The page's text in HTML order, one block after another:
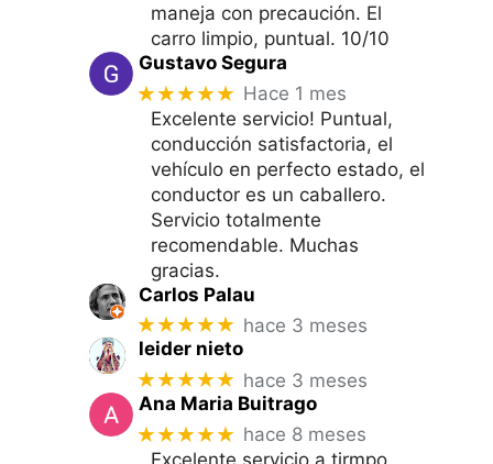
maneja con precaución. El
carro limpio, puntual. 10/10
Gustavo Segura
★★★★★ Hace 1 mes
Excelente servicio! Puntual,
conducción satisfactoria, el
vehículo en perfecto estado, el
conductor es un caballero.
Servicio totalmente
recomendable. Muchas
gracias.
Carlos Palau
★★★★★ hace 3 meses
leider nieto
★★★★★ hace 3 meses
Ana Maria Buitrago
★★★★★ hace 8 meses
Excelente servicio a tirmpo